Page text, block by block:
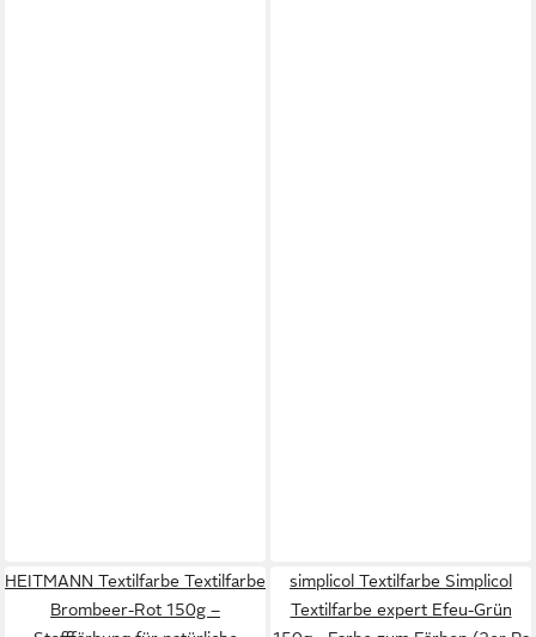
HEITMANN Textilfarbe Textilfarbe
Brombeer-Rot 150g –
simplicol Textilfarbe Simplicol
Textilfarbe expert Efeu-Grün